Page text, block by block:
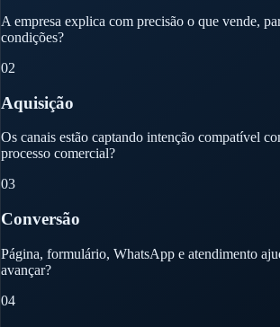
A empresa explica com precisão o que vende,
condições?
02
Aquisição
Os canais estão captando intenção compatível
processo comercial?
03
Conversão
Página, formulário, WhatsApp e atendimento
avançar?
04